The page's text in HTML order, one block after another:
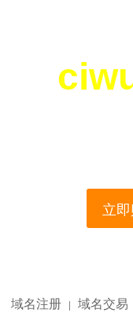
立
域名注册 | 域名交易